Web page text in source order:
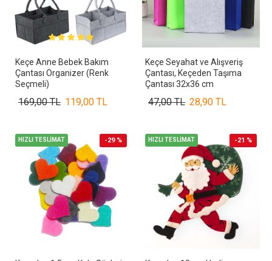
Keçe Anne Bebek Bakım
Çantası Organizer (Renk
Seçmeli)
119,00 TL
169,00 TL
Keçe Seyahat ve Alışveriş
Çantası, Keçeden Taşıma
Çantası 32x36 cm
28,90 TL
47,00 TL
HIZLI TESLİMAT -29 % HIZLI TESLİMAT -21 %